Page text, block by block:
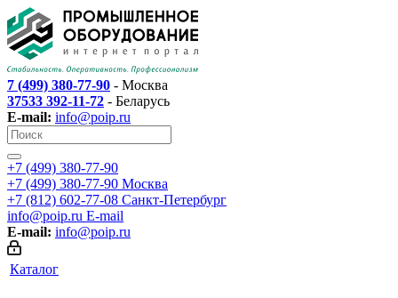
7 (499) 380-77-90 - Москва
37533 392-11-72 - Беларусь
E-mail: info@poip.ru
+7 (499) 380-77-90
+7 (499) 380-77-90 Москва
+7 (812) 602-77-08 Санкт-Петербург
info@poip.ru E-mail
E-mail: info@poip.ru
Каталог